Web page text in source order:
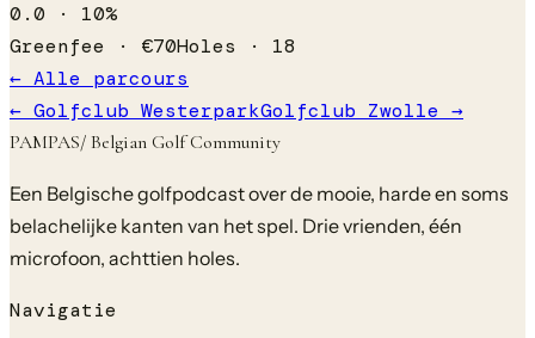
0.0 · 10%
Greenfee · €70Holes · 18
← Alle parcours
← Golfclub WesterparkGolfclub Zwolle →
PAMPAS/ Belgian Golf Community
Een Belgische golfpodcast over de mooie, harde en soms
belachelijke kanten van het spel. Drie vrienden, één
microfoon, achttien holes.
Navigatie